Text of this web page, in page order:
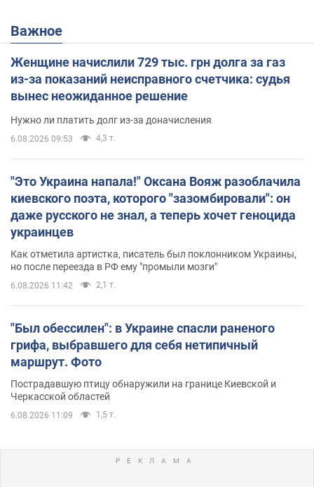
Важное
Женщине начислили 729 тыс. грн долга за газ
из-за показаний неисправного счетчика: судья
вынес неожиданное решение
Нужно ли платить долг из-за доначисления
6.08.2026 09:53 4,3 т.
"Это Украина напала!" Оксана Вояж разоблачила
киевского поэта, которого "зазомбировали": он
даже русского не знал, а теперь хочет геноцида
украинцев
Как отметила артистка, писатель был поклонником Украины,
но после переезда в РФ ему "промыли мозги"
6.08.2026 11:42 2,1 т.
"Был обессилен": в Украине спасли раненого
грифа, выбравшего для себя нетипичный
маршрут. Фото
Пострадавшую птицу обнаружили на границе Киевской и
Черкасской областей
6.08.2026 11:09 1,5 т.